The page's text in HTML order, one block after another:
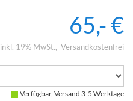
65,- €
inkl. 19% MwSt. Versandkostenfrei
Verfügbar, Versand 3-5 Werktage